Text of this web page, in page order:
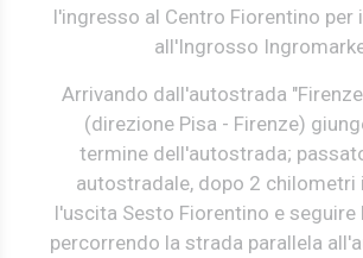
l'ingresso al Centro Fiorentino per
all'Ingrosso
Arrivando dall'autostrada
(direzione Pisa - Firenze)
termine dell'autostrada;
autostradale, dopo 2 chilometri
l'uscita Sesto Fiorentino e seguire
percorrendo la strada parallela